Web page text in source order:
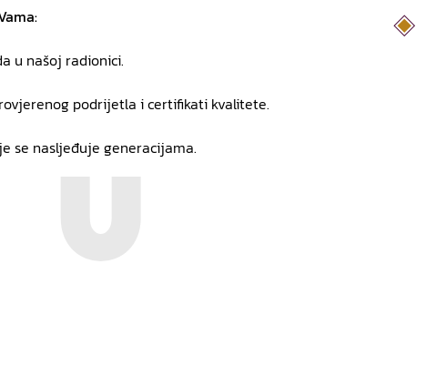
u našoj radionici.
podrijetla i certifikati kvalitete.
se nasljeđuje generacijama.